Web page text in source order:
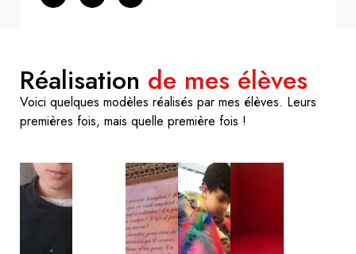
Réalisation de mes élèves
Voici quelques modèles réalisés par mes élèves. Leurs
premières fois, mais quelle première fois !